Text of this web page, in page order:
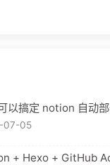
以搞定 notion 自动
07-05
+ Hexo + GitHub